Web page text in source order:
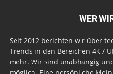
WER
Seit 2012 berichten wir über
Trends in den Bereichen 4K /
mehr. Wir sind unabhängig